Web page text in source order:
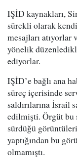
IŞİD kaynakları,
sürekli olarak
mesajları atıyorlar
yönelik
ediyorlar.
IŞİD’e bağlı ana
süreç içerisinde
saldırılarına İsrail
edilmişti. Örgüt bu
sürdüğü
yaptığından bu
olmamıştı.